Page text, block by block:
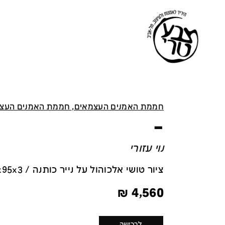
חממת האמנים העצמאים, חממת האמנים
–
נוי עזורי
ציור טושי אלכוהול על נייר כותנה / 90x95x3 ס''מ
4,560
₪